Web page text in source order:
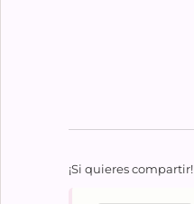
¡Si quieres compartir!